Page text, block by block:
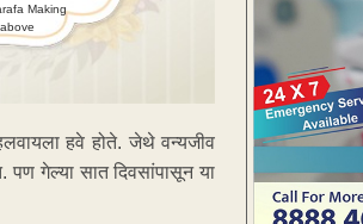
Making
हवे होते. जेथे वन्यजीव
गेल्या सात दिवसांपासून या